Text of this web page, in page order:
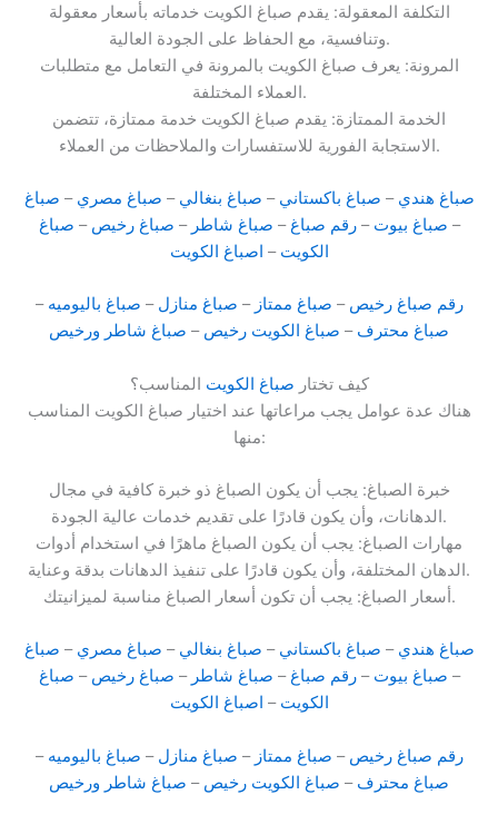
التكلفة المعقولة: يقدم صباغ الكويت خدماته بأسعار معقولة
وتنافسية، مع الحفاظ على الجودة العالية.
المرونة: يعرف صباغ الكويت بالمرونة في التعامل مع متطلبات
العملاء المختلفة.
الخدمة الممتازة: يقدم صباغ الكويت خدمة ممتازة، تتضمن
الاستجابة الفورية للاستفسارات والملاحظات من العملاء.
صباغ هندي – صباغ باكستاني – صباغ بنغالي – صباغ مصري – صباغ
– صباغ بيوت –رقم صباغ – صباغ شاطر – صباغ رخيص – صباغ
الكويت – اصباغ الكويت
رقم صباغ رخيص – صباغ ممتاز – صباغ منازل – صباغ باليوميه –
صباغ محترف – صباغ الكويت رخيص – صباغ شاطر ورخيص
كيف تختار صباغ الكويت المناسب؟
هناك عدة عوامل يجب مراعاتها عند اختيار صباغ الكويت المناسب
منها:
خبرة الصباغ: يجب أن يكون الصباغ ذو خبرة كافية في مجال
الدهانات، وأن يكون قادرًا على تقديم خدمات عالية الجودة.
مهارات الصباغ: يجب أن يكون الصباغ ماهرًا في استخدام أدوات
الدهان المختلفة، وأن يكون قادرًا على تنفيذ الدهانات بدقة وعناية.
أسعار الصباغ: يجب أن تكون أسعار الصباغ مناسبة لميزانيتك.
صباغ هندي – صباغ باكستاني – صباغ بنغالي – صباغ مصري – صباغ
– صباغ بيوت –رقم صباغ – صباغ شاطر – صباغ رخيص – صباغ
الكويت – اصباغ الكويت
رقم صباغ رخيص – صباغ ممتاز – صباغ منازل – صباغ باليوميه –
صباغ محترف – صباغ الكويت رخيص – صباغ شاطر ورخيص